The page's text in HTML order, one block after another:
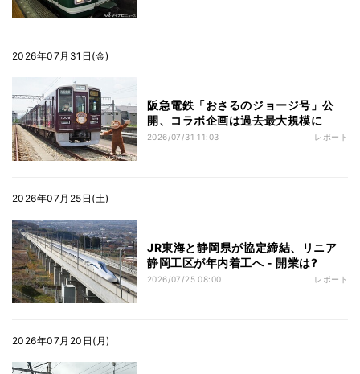
2026年07月31日(金)
阪急電鉄「おさるのジョージ号」公
開、コラボ企画は過去最大規模に
2026/07/31 11:03 レポート
2026年07月25日(土)
JR東海と静岡県が協定締結、リニア
静岡工区が年内着工へ - 開業は?
2026/07/25 08:00 レポート
2026年07月20日(月)